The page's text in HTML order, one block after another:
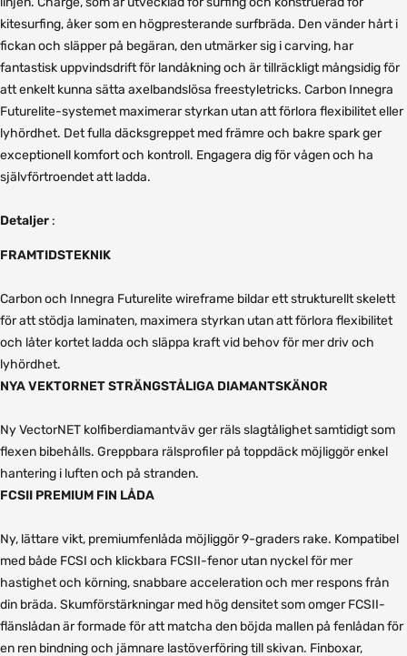
kitesurfing, åker som en högpresterande surfbräda. Den vänder hårt i
fickan och släpper på begäran, den utmärker sig i carving, har
fantastisk uppvindsdrift för landåkning och är tillräckligt mångsidig för
att enkelt kunna sätta axelbandslösa freestyletricks. Carbon Innegra
Futurelite-systemet maximerar styrkan utan att förlora flexibilitet eller
lyhördhet. Det fulla däcksgreppet med främre och bakre spark ger
exceptionell komfort och kontroll. Engagera dig för vågen och ha
självförtroendet att ladda.
Detaljer :
FRAMTIDSTEKNIK
Carbon och Innegra Futurelite wireframe bildar ett strukturellt skelett
för att stödja laminaten, maximera styrkan utan att förlora flexibilitet
och låter kortet ladda och släppa kraft vid behov för mer driv och
lyhördhet.
NYA VEKTORNET STRÄNGSTÅLIGA DIAMANTSKÄNOR
Ny VectorNET kolfiberdiamantväv ger räls slagtålighet samtidigt som
flexen bibehålls. Greppbara rälsprofiler på toppdäck möjliggör enkel
hantering i luften och på stranden.
FCSII PREMIUM FIN LÅDA
Ny, lättare vikt, premiumfenlåda möjliggör 9-graders rake. Kompatibel
med både FCSI och klickbara FCSII-fenor utan nyckel för mer
hastighet och körning, snabbare acceleration och mer respons från
din bräda. Skumförstärkningar med hög densitet som omger FCSII-
flänslådan är formade för att matcha den böjda mallen på fenlådan för
en ren bindning och jämnare lastöverföring till skivan. Finboxar,